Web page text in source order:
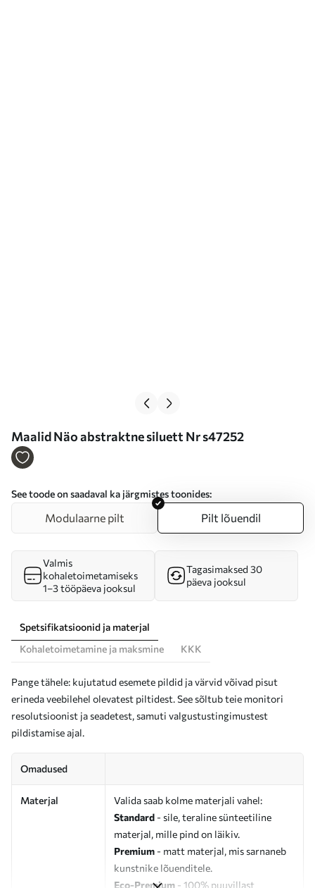
Maalid Näo abstraktne siluett Nr s47252
See toode on saadaval ka järgmistes toonides:
Modulaarne pilt Pilt lõuendil
Valmis
kohaletoimetamiseks
1–3 tööpäeva jooksul
Tagasimaksed 30
päeva jooksul
Spetsifikatsioonid ja materjal
Kohaletoimetamine ja maksmine
KKK
Pange tähele: kujutatud esemete pildid ja värvid võivad pisut
erineda veebilehel olevatest piltidest. See sõltub teie monitori
resolutsioonist ja seadetest, samuti valgustustingimustest
pildistamise ajal.
Omadused
Materjal
Valida saab kolme materjali vahel:
Standard - sile, teraline sünteetiline
materjal, mille pind on läikiv.
Premium - matt materjal, mis sarnaneb
kunstnike lõuenditele.
Eco-Premium - 100% puuvillast